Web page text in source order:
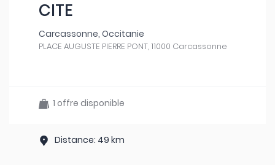
CITE
Carcassonne, Occitanie
PLACE AUGUSTE PIERRE PONT, 11000 Carcassonne
1 offre disponible
Distance: 49 km